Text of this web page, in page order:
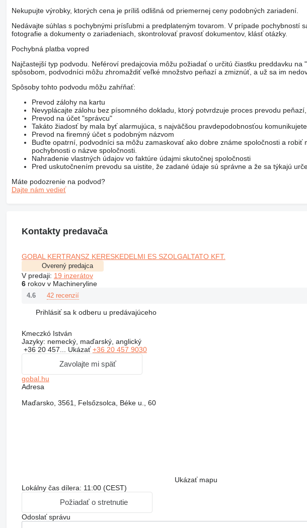
Nekupujte výrobky, ktorých cena je príliš odlišná od priemernej ceny podobných zariadení.
Nedávajte súhlas s pochybnými prísľubmi a predplateným tovarom. V prípade pochybností
fotografie a dokumenty o zariadeniach, skontrolovať pravosť dokumentov, klásť otázky.
Pochybná platba vopred
Najčastejší typ podvodu. Neféroví predajcovia môžu požiadať o určitú čiastku preddavku
spôsobom, podvodníci môžu zhromaždiť veľké množstvo peňazí a zmiznúť, a už sa im
Spôsoby tohto podvodu môžu zahŕňať:
Prevod zálohy na kartu
Nevyplácajte zálohu bez písomného dokladu, ktorý potvrdzuje proces prevodu
Prevod na účet "správcu"
Takáto žiadosť by mala byť alarmujúca, s najväčšou pravdepodobnosťou
Prevod na firemný účet s podobným názvom
Buďte opatrní, podvodníci sa môžu zamaskovať ako dobre známe spoločnosti a robiť
pochybnosti o názve spoločnosti.
Nahradenie vlastných údajov vo faktúre údajmi skutočnej spoločnosti
Pred uskutočnením prevodu sa uistite, že zadané údaje sú správne a že sa týkajú
Máte podozrenie na podvod?
Dajte nám vedieť
Kontakty predavača
GOBAL KERTRANSZ KERESKEDELMI ES SZOLGALTATO KFT.
Overený predajca
V predaji: 19 inzerátov
6rokov v Machineryline
4.6 42 recenzií
Prihlásiť sa k odberu u predávajúceho
Kmeczkó István
Jazyky: nemecký, maďarský, anglický
+36 20 457... Ukázať+36 20 457 9030
Zavolajte mi späť
gobal.hu
Adresa
Maďarsko, 3561, Felsőzsolca, Béke u., 60
Ukázať mapu
Lokálny čas dílera: 11:00 (CEST)
Požiadať o stretnutie
Odoslať správu